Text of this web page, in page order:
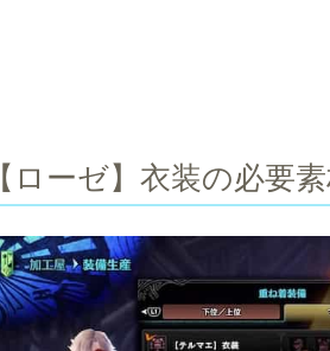
【ローゼ】衣装の必要